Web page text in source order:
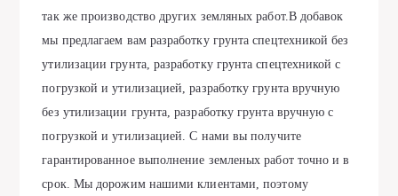
так же производство других земляных работ.В добавок
мы предлагаем вам разработку грунта спецтехникой без
утилизации грунта, разработку грунта спецтехникой с
погрузкой и утилизацией, разработку грунта вручную
без утилизации грунта, разработку грунта вручную с
погрузкой и утилизацией. С нами вы получите
гарантированное выполнение земленых работ точно и в
срок. Мы дорожим нашими клиентами, поэтому